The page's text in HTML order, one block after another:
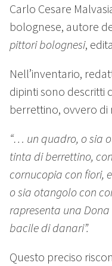
Carlo Cesare
bolognese, autore
pittori bolognesi,
Nell’inventario,
dipinti sono descritti
berrettino, ovvero
“… un quadro, o sia
tinta di berrettino,
cornucopia con fiori,
o sia otangolo con
rapresenta una
bacile di danari”.
Questo preciso